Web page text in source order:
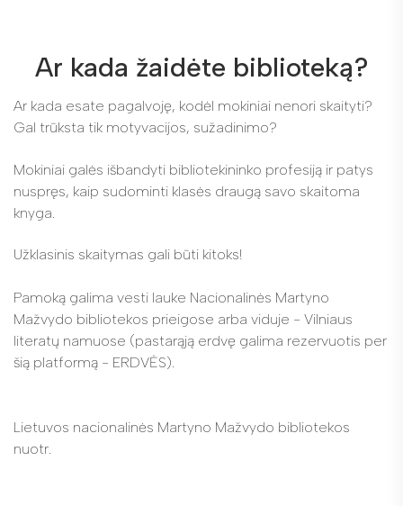
Ar kada žaidėte biblioteką?
Ar kada esate pagalvoję, kodėl mokiniai nenori skaityti?
Gal trūksta tik motyvacijos, sužadinimo?
Mokiniai galės išbandyti bibliotekininko profesiją ir patys
nuspręs, kaip sudominti klasės draugą savo skaitoma
knyga.
Užklasinis skaitymas gali būti kitoks!
Pamoką galima vesti lauke Nacionalinės Martyno
Mažvydo bibliotekos prieigose arba viduje - Vilniaus
literatų namuose (pastarąją erdvę galima rezervuotis per
šią platformą - ERDVĖS).
Lietuvos nacionalinės Martyno Mažvydo bibliotekos
nuotr.